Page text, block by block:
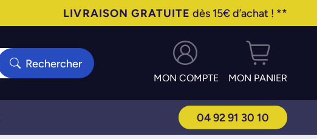
LIVRAISON GRATUITE dès 15€ d’achat ! **
Rechercher
MON COMPTE MON PANIER
04 92 91 30 10